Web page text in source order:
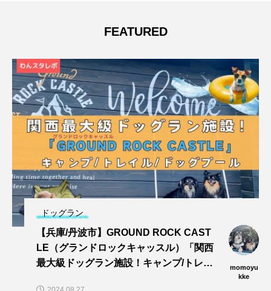
FEATURED
ドッグラン
【兵庫/丹波市】GROUND ROCK CAST
LE（グランドロックキャッスル）「関西
最大級ドッグラン施設！キャンプ/トレイ
momoyu
kke